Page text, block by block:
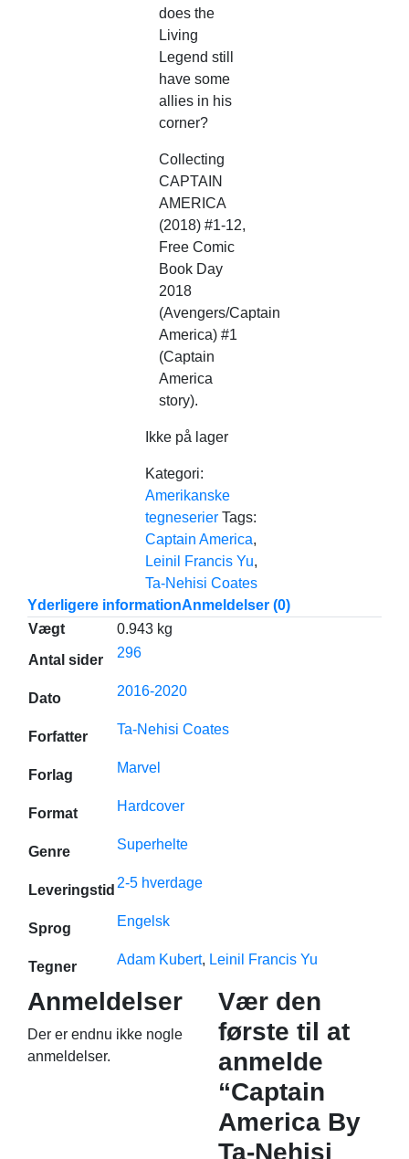
does the
Living
Legend still
have some
allies in his
corner?
Collecting
CAPTAIN
AMERICA
(2018) #1-12,
Free Comic
Book Day
2018
(Avengers/Captain
America) #1
(Captain
America
story).
Ikke på lager
Kategori:
Amerikanske
tegneserier Tags:
Captain America,
Leinil Francis Yu,
Ta-Nehisi Coates
Yderligere informationAnmeldelser (0)
Vægt
0.943 kg
Antal sider
296
Dato 2016-2020
Forfatter Ta-Nehisi Coates
Forlag Marvel
Format Hardcover
Genre Superhelte
Leveringstid 2-5 hverdage
Sprog Engelsk
Tegner Adam Kubert, Leinil Francis Yu
Anmeldelser
Der er endnu ikke nogle
anmeldelser.
Vær den
første til at
anmelde
“Captain
America By
Ta-Nehisi